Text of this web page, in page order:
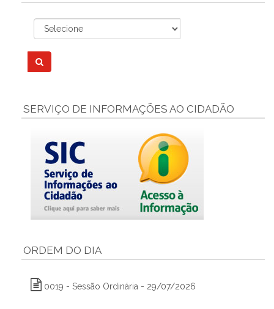
SERVIÇO DE INFORMAÇÕES AO CIDADÃO
ORDEM DO DIA
0019 - Sessão Ordinária - 29/07/2026